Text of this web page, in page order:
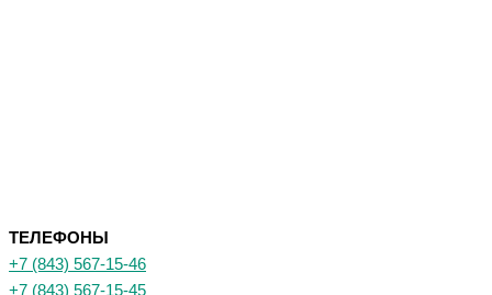
ТЕЛЕФОНЫ
+7 (843) 567-15-46
+7 (843) 567-15-45